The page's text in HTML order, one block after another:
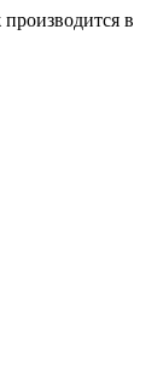
производится в